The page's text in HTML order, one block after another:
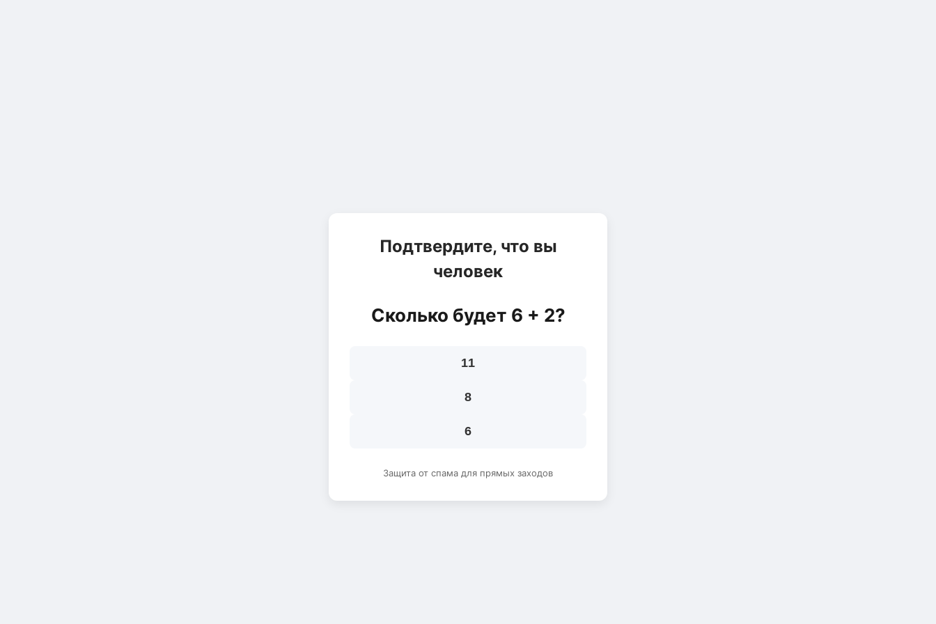
Подтвердите, что вы
человек
Сколько будет 6 + 2?
11
8
6
Защита от спама для прямых заходов